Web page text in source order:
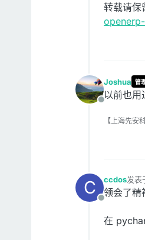
转载请保
离线
Joshua 管
以前也用
【上海先安
C
离线
ccdos发表
最后
领会了精
在